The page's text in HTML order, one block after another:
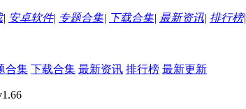
| 安卓软件| 专题合集| 下载合集| 最新资讯| 排行榜|
合集 下载合集 最新资讯 排行榜 最新更新